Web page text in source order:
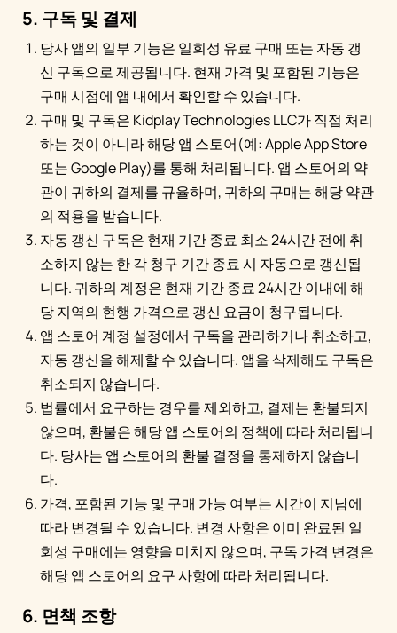
5. 구독 및 결제
당사 앱의 일부 기능은 일회성 유료 구매 또는 자동 갱
신 구독으로 제공됩니다. 현재 가격 및 포함된 기능은
구매 시점에 앱 내에서 확인할 수 있습니다.
구매 및 구독은 Kidplay Technologies LLC가 직접 처리
하는 것이 아니라 해당 앱 스토어(예: Apple App Store
또는 Google Play)를 통해 처리됩니다. 앱 스토어의 약
관이 귀하의 결제를 규율하며, 귀하의 구매는 해당 약관
의 적용을 받습니다.
자동 갱신 구독은 현재 기간 종료 최소 24시간 전에 취
소하지 않는 한 각 청구 기간 종료 시 자동으로 갱신됩
니다. 귀하의 계정은 현재 기간 종료 24시간 이내에 해
당 지역의 현행 가격으로 갱신 요금이 청구됩니다.
앱 스토어 계정 설정에서 구독을 관리하거나 취소하고,
자동 갱신을 해제할 수 있습니다. 앱을 삭제해도 구독은
취소되지 않습니다.
법률에서 요구하는 경우를 제외하고, 결제는 환불되지
않으며, 환불은 해당 앱 스토어의 정책에 따라 처리됩니
다. 당사는 앱 스토어의 환불 결정을 통제하지 않습니
다.
가격, 포함된 기능 및 구매 가능 여부는 시간이 지남에
따라 변경될 수 있습니다. 변경 사항은 이미 완료된 일
회성 구매에는 영향을 미치지 않으며, 구독 가격 변경은
해당 앱 스토어의 요구 사항에 따라 처리됩니다.
6. 면책 조항